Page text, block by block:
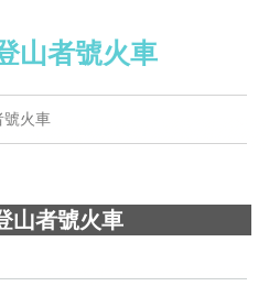
山者號火車
號火車
山者號火車